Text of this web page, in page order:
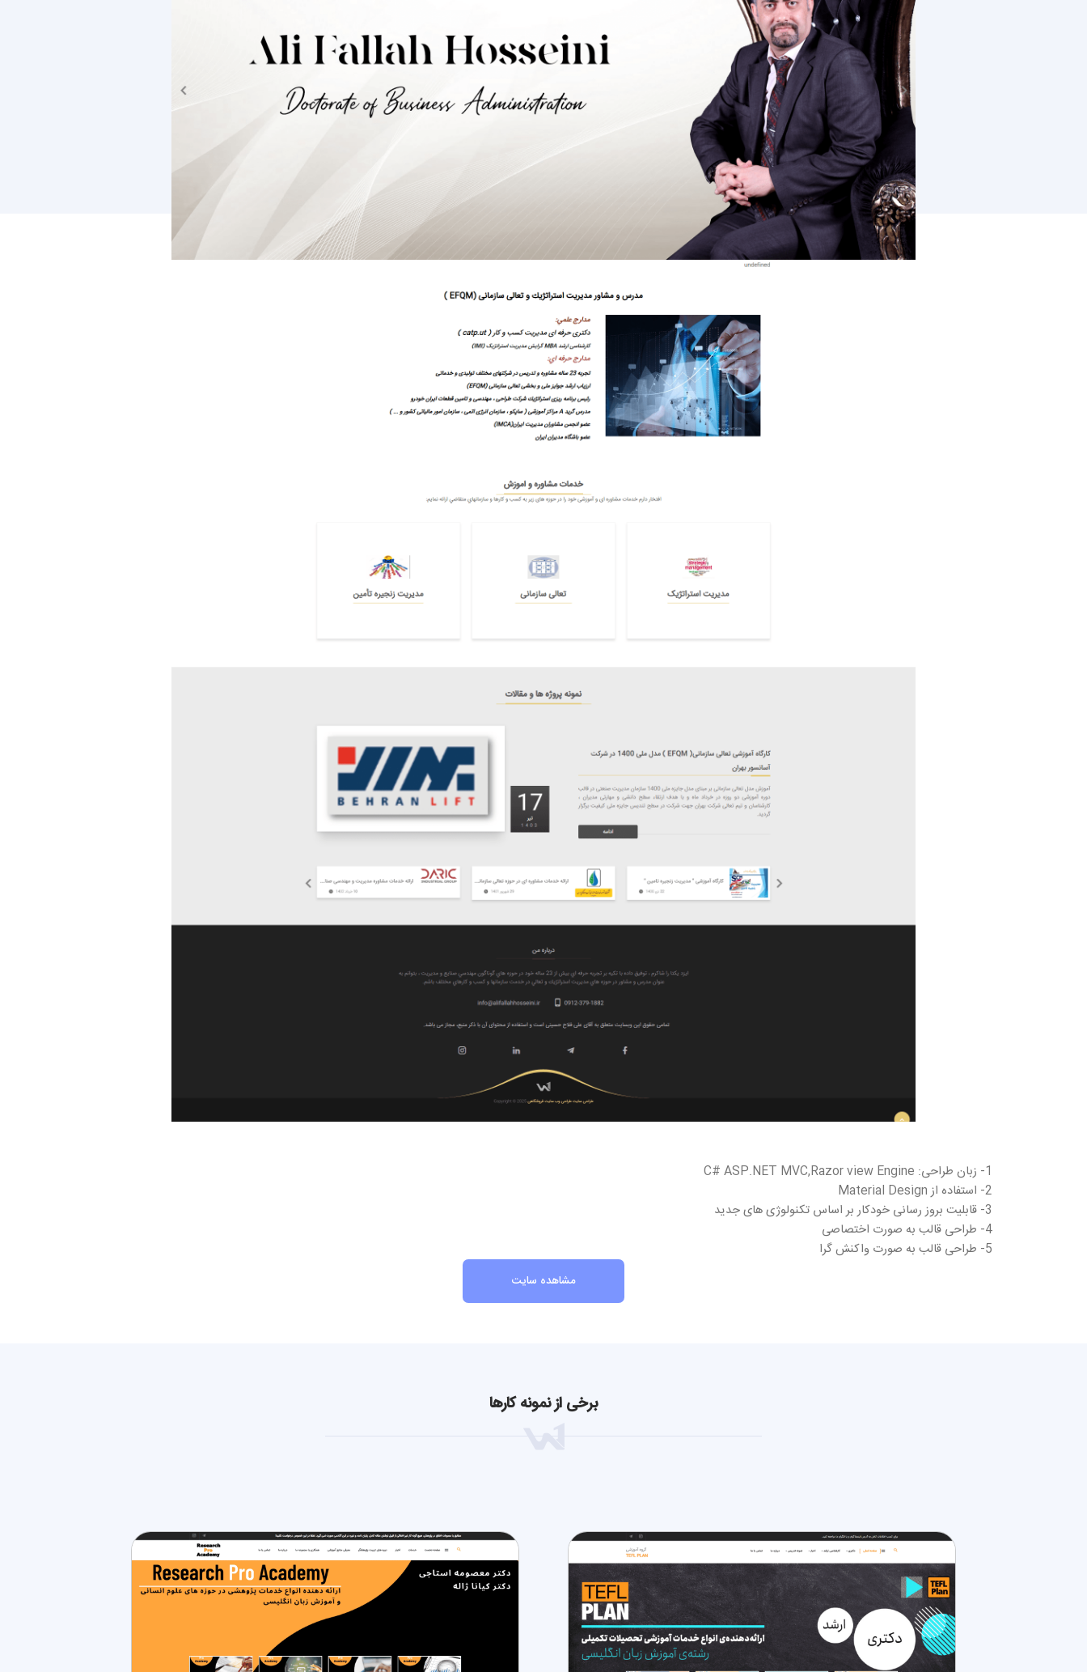
1- زبان طراحی: C# ASP.NET MVC,Razor view Engine
2- استفاده از Material Design
3- قابلیت بروز رسانی خودکار بر اساس تکنولوژی های جدید
4- طراحی قالب به صورت اختصاصی
5- طراحی قالب به صورت واکنش گرا
مشاهده سایت
برخی از نمونه کارها